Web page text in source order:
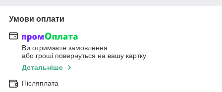
Умови оплати
Ви отримаєте замовлення
або гроші повернуться на вашу картку
Детальніше
Післяплата